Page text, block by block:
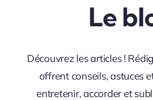
Le
Découvrez les articles !
offrent conseils, astuces
entretenir, accorder et